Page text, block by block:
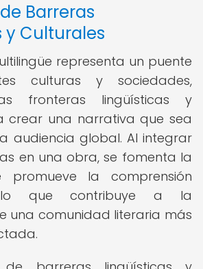
Barreras
y Culturales
representa un puente
culturas y sociedades,
fronteras lingüísticas y
crear una narrativa que sea
audiencia global. Al integrar
en una obra, se fomenta la
promueve la comprensión
lo que contribuye a la
una comunidad literaria más